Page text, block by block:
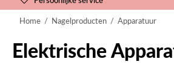
Home / Nagelproducten / Apparatuur
Elektrische